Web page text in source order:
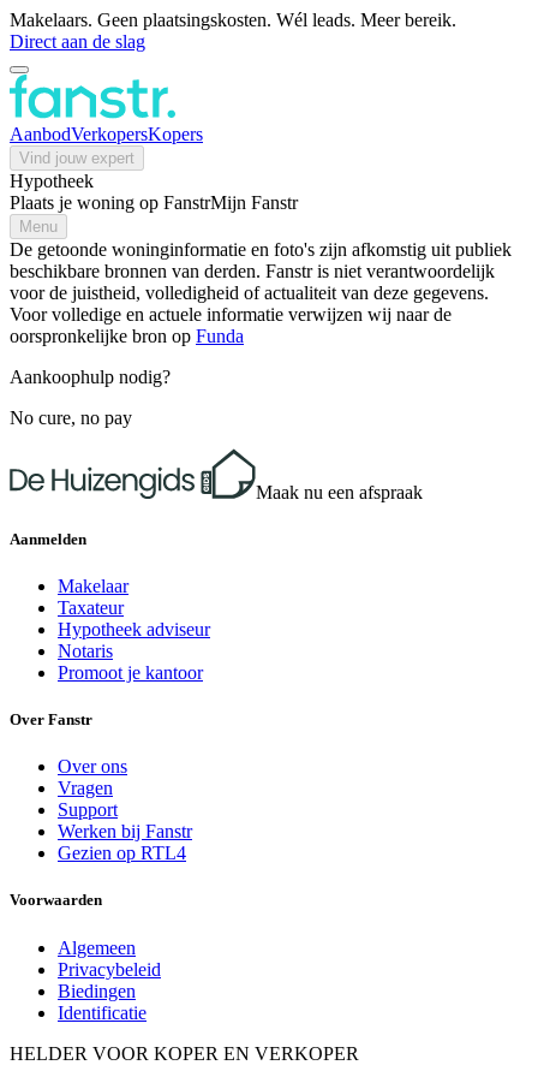
Makelaars. Geen plaatsingskosten. Wél leads. Meer bereik.
Direct aan de slag
AanbodVerkopersKopers
Vind jouw expert
Hypotheek
Plaats je woning op FanstrMijn Fanstr
Menu
De getoonde woninginformatie en foto's zijn afkomstig uit publiek
beschikbare bronnen van derden. Fanstr is niet verantwoordelijk
voor de juistheid, volledigheid of actualiteit van deze gegevens.
Voor volledige en actuele informatie verwijzen wij naar de
oorspronkelijke bron op Funda
Aankoophulp nodig?
No cure, no pay
Maak nu een afspraak
Aanmelden
Makelaar
Taxateur
Hypotheek adviseur
Notaris
Promoot je kantoor
Over Fanstr
Over ons
Vragen
Support
Werken bij Fanstr
Gezien op RTL4
Voorwaarden
Algemeen
Privacybeleid
Biedingen
Identificatie
HELDER VOOR KOPER EN VERKOPER